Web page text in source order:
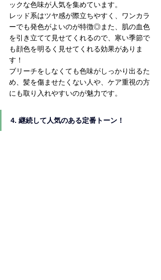
ックな色味が人気を集めています。
レッド系はツヤ感が際立ちやすく、ワンカラ
ーでも発色がよいのが特徴◎また、肌の血色
を引き立てて見せてくれるので、寒い季節で
も顔色を明るく見せてくれる効果がありま
す！
ブリーチをしなくても色味がしっかり出るた
め、髪を傷ませたくない人や、ケア重視の方
にも取り入れやすいのが魅力です。
4. 継続して人気のある定番トーン！